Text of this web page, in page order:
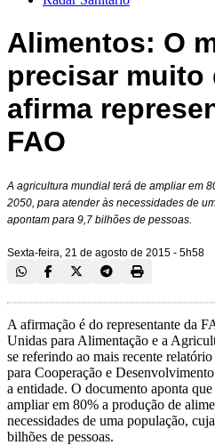
Alimentos: O
precisar muito
afirma
FAO
A agricultura mundial terá de ampliar em
2050, para atender às necessidades de
apontam para 9,7 bilhões de pessoas.
Sexta-feira, 21 de agosto de 2015 - 5h58
A afirmação é do representante da
Unidas para Alimentação e a
se referindo ao mais recente
para Cooperação e
a entidade. O documento aponta
ampliar em 80% a produção de
necessidades de uma população,
bilhões de pessoas.